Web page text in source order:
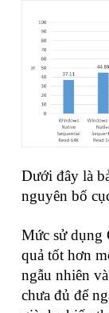
Dưới đây là
nguyên bố
Mức sử dụng
quả tốt hơn
ngẫu nhiên
chưa đủ để